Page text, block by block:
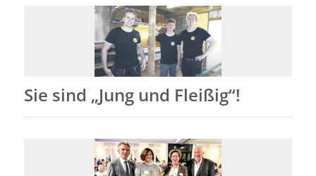
Sie sind „Jung und Fleißig“!